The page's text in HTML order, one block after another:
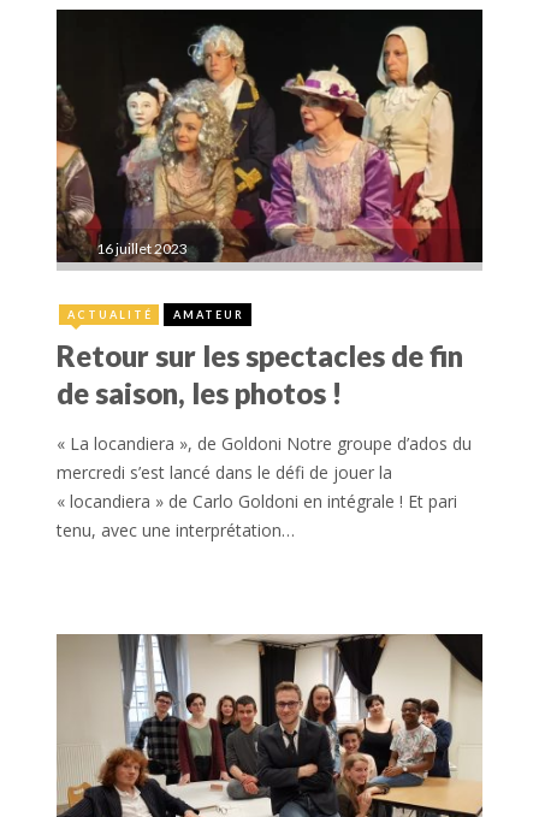
16 juillet 2023
ACTUALITÉ AMATEUR
Retour sur les spectacles de fin
de saison, les photos !
« La locandiera », de Goldoni Notre groupe d’ados du
mercredi s’est lancé dans le défi de jouer la
« locandiera » de Carlo Goldoni en intégrale ! Et pari
tenu, avec une interprétation…